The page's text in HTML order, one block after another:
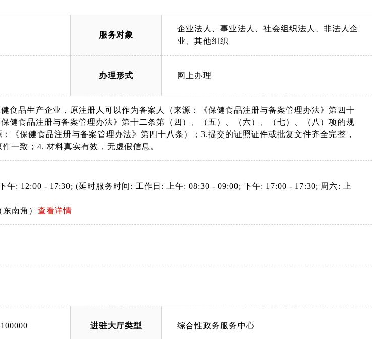
服务对象
企业法人、事业法人、社会组织法人、非法人企
业、其他组织
办理形式 网上办理
食品生产企业，原注册人可以作为备案人（来源：《保健食品注册与备案管理办法》第四十
健食品注册与备案管理办法》第十二条第（四）、（五）、（六）、（七）、（八）项的规
《保健食品注册与备案管理办法》第四十八条）；3.提交的证照证件或批复文件齐全完整，
一致；4. 材料真实有效，无虚假信息。
午: 12:00 - 17:30; (延时服务时间: 工作日: 上午: 08:30 - 09:00; 下午: 17:00 - 17:30; 周六: 上
南角） 查看详情
进驻大厅类型 综合性政务服务中心